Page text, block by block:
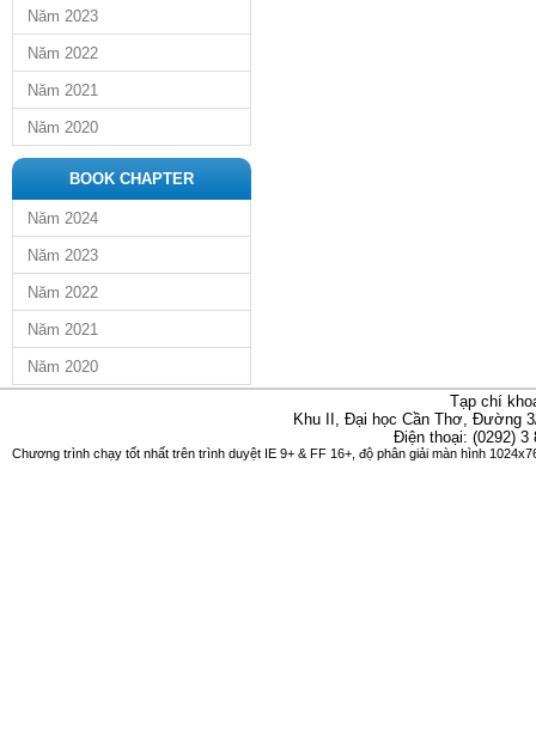
Năm 2023
Năm 2022
Năm 2021
Năm 2020
BOOK CHAPTER
Năm 2024
Năm 2023
Năm 2022
Năm 2021
Năm 2020
Tạp chí
Khu II, Đại học Cần Thơ, Đường
Điện thoại: (0292)
Chương trình chạy tốt nhất trên trình duyệt IE 9+ & FF 16+, độ phân giải màn hình